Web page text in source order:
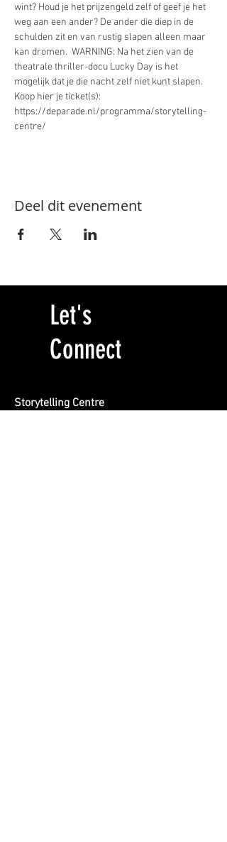
wint? Houd je het prijzengeld zelf of geef je het
weg aan een ander? De ander die diep in de
schulden zit en van rustig slapen alleen maar
kan dromen.  WARNING: Na het zien van de
theatrale thriller-docu Lucky Day is het
mogelijk dat je die nacht zelf niet kunt slapen.
Koop hier je ticket(s):
https://deparade.nl/programma/storytelling-
centre/
Deel dit evenement
Let's
Connect
Storytelling Centre